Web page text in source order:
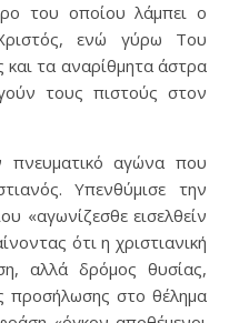
του οποίου λάμπει ο
ενώ γύρω Του
τα αναρίθμητα άστρα
τους πιστούς στον
πνευματικό αγώνα που
Υπενθύμισε την
«αγωνίζεσθε εισελθείν
ότι η χριστιανική
αλλά δρόμος θυσίας,
προσήλωσης στο θέλημα